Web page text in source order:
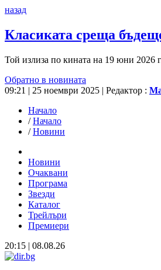
назад
Класиката среща
Той излиза по кината на 19 юни 2026
Обратно в новината
09:21 | 25 ноември 2025 | Редактор :
Начало
/Начало
/Новини
Новини
Очаквани
Програма
Звезди
Каталог
Трейлъри
Премиери
20:15 | 08.08.26